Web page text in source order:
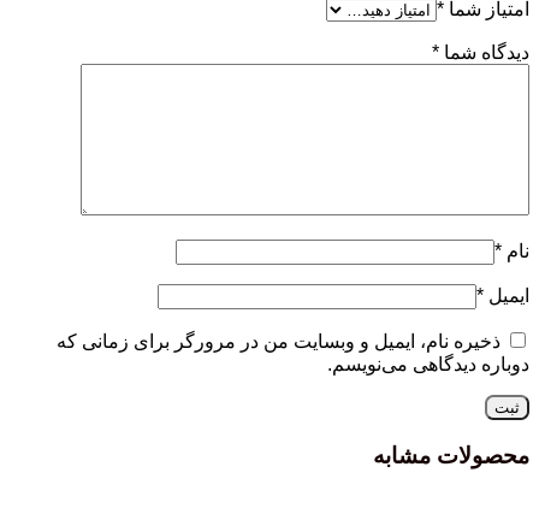
امتیاز شما *
دیدگاه شما *
نام *
ایمیل *
ذخیره نام، ایمیل و وبسایت من در مرورگر برای زمانی که
دوباره دیدگاهی می‌نویسم.
محصولات مشابه